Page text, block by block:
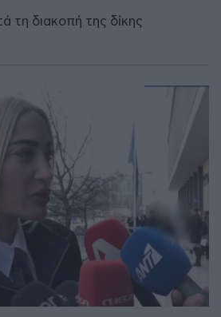
τη διακοπή της δίκης